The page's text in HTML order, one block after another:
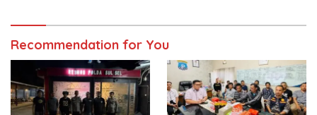
Recommendation for You